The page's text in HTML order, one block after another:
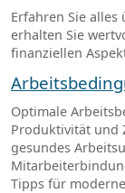
Erfahren Sie
erhalten Sie
finanziellen
Optimale
Produktivität und
gesundes
Tipps für